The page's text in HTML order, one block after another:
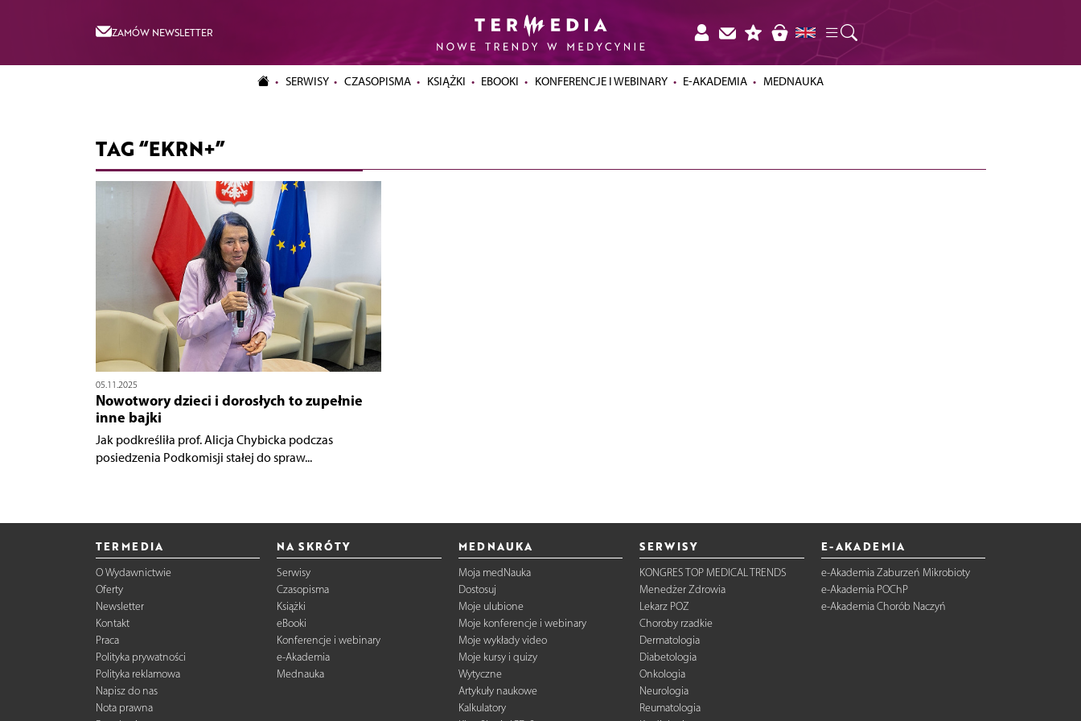
ZAMÓW NEWSLETTER
SERWISY CZASOPISMA KSIĄŻKI EBOOKI KONFERENCJE I WEBINARY E-AKADEMIA MEDNAUKA
TAG “EKRN+”
05.11.2025
Nowotwory dzieci i dorosłych to zupełnie
inne bajki
Jak podkreśliła prof. Alicja Chybicka podczas
posiedzenia Podkomisji stałej do spraw...
TERMEDIA
O Wydawnictwie
Oferty
Newsletter
Kontakt
Praca
Polityka prywatności
Polityka reklamowa
Napisz do nas
Nota prawna
NA SKRÓTY
Serwisy
Czasopisma
Książki
eBooki
Konferencje i webinary
e-Akademia
Mednauka
MEDNAUKA
Moja medNauka
Dostosuj
Moje ulubione
Moje konferencje i webinary
Moje wykłady video
Moje kursy i quizy
Wytyczne
Artykuły naukowe
Kalkulatory
SERWISY
KONGRES TOP MEDICAL TRENDS
Menedżer Zdrowia
Lekarz POZ
Choroby rzadkie
Dermatologia
Diabetologia
Onkologia
Neurologia
Reumatologia
E-AKADEMIA
e-Akademia Zaburzeń Mikrobioty
e-Akademia POChP
e-Akademia Chorób Naczyń